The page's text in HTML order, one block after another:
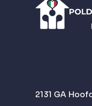
2131 GA